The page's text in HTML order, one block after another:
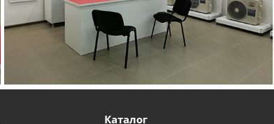
Каталог